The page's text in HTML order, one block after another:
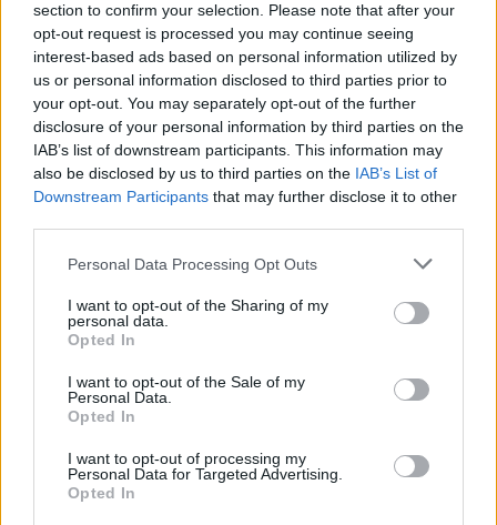
section to confirm your selection. Please note that after your
opt-out request is processed you may continue seeing
interest-based ads based on personal information utilized by
us or personal information disclosed to third parties prior to
your opt-out. You may separately opt-out of the further
disclosure of your personal information by third parties on the
IAB’s list of downstream participants. This information may
also be disclosed by us to third parties on the IAB’s List of
Downstream Participants that may further disclose it to other
Personal Data Processing Opt Outs
I want to opt-out of the Sharing of my
personal data.
Opted In
I want to opt-out of the Sale of my
Personal Data.
Opted In
I want to opt-out of processing my
Personal Data for Targeted Advertising.
Opted In
Ředitelé odborů i mluvčí se z ČIŽP rozhodli odejít z
vlastní vůle, řekl Straka
ČTK )
Diskuse: 1
Ředitel odboru vnitřních
služeb Matěj Mrlina, vedoucí
služebního úřadu Oldřich
Jarolím a tisková mluvčí Miriam
Loužecká končí na České
inspekci životního prostředí (ČIŽP) z vlastní iniciativy. Na dotaz ČTK
to napsal nový ředitel inspekce Pavel Straka (za Motoristy). O jejich
Podle něj tak končí dva z pěti ředitelů odborů na ČIŽP.
Veterináři v horku ošetřují více zvířat, ohrožení jsou psi
se zploštělým čumákem
6.8.2026 15:15 (ČTK)
Veterináři v současných
podle nich patří plemena psů s
krátkou lebkou a zploštělým
čumákem, jako jsou například mopsi nebo buldočci, starší jedinci a